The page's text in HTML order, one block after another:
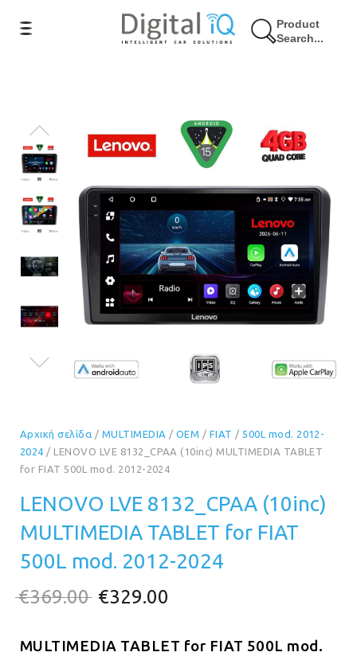
Product
Search...
11% Έκπτωση
Αρχική σελίδα / MULTIMEDIA / OEM / FIAT /500L mod. 2012-
2024 / LENOVO LVE 8132_CPAA (10inc) MULTIMEDIA TABLET
for FIAT 500L mod. 2012-2024
LENOVO LVE 8132_CPAA (10inc)
MULTIMEDIA TABLET for FIAT
500L mod. 2012-2024
€369.00 Original
was:
€329.00
τιμή
MULTIMEDIA TABLET for FIAT 500L mod.